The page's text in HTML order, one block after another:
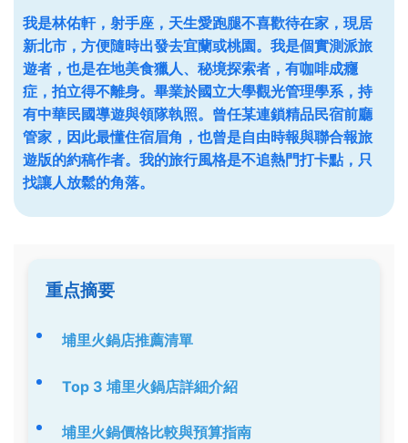
我是林佑軒，射手座，天生愛跑腿不喜歡待在家，現居
新北市，方便隨時出發去宜蘭或桃園。我是個實測派旅
遊者，也是在地美食獵人、秘境探索者，有咖啡成癮
症，拍立得不離身。畢業於國立大學觀光管理學系，持
有中華民國導遊與領隊執照。曾任某連鎖精品民宿前廳
管家，因此最懂住宿眉角，也曾是自由時報與聯合報旅
遊版的約稿作者。我的旅行風格是不追熱門打卡點，只
找讓人放鬆的角落。
重点摘要
埔里火鍋店推薦清單
Top 3 埔里火鍋店詳細介紹
埔里火鍋價格比較與預算指南